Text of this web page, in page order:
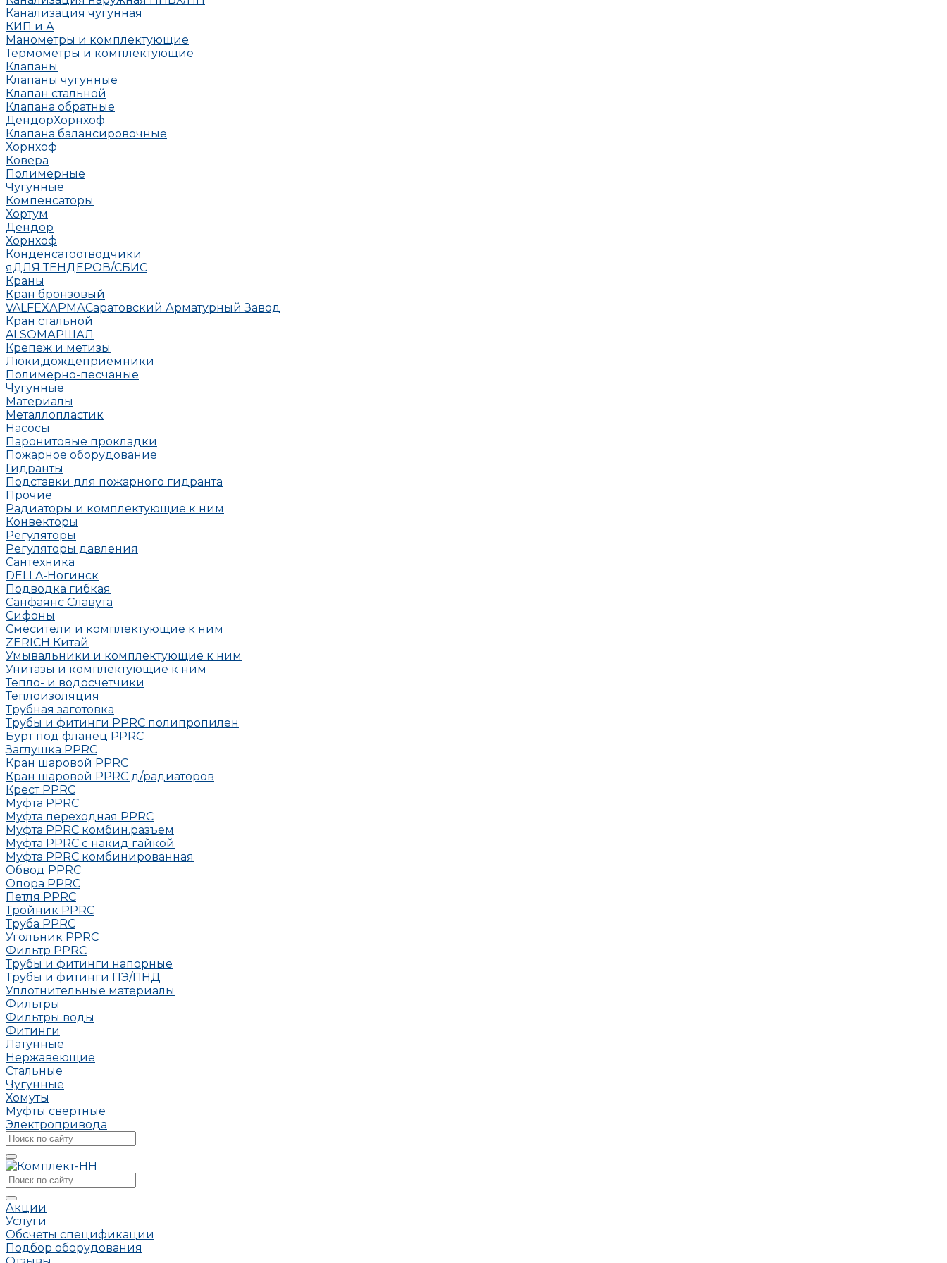
Канализация чугунная
КИП и А
Манометры и комплектующие
Термометры и комплектующие
Клапаны
Клапаны чугунные
Клапан стальной
Клапана обратные
ДендорХорнхоф
Клапана балансировочные
Хорнхоф
Ковера
Полимерные
Чугунные
Компенсаторы
Хортум
Дендор
Хорнхоф
Конденсатоотводчики
яДЛЯ ТЕНДЕРОВ/СБИС
Краны
Кран бронзовый
VALFEXАРМАСаратовский Арматурный Завод
Кран стальной
ALSOМАРШАЛ
Крепеж и метизы
Люки,дождеприемники
Полимерно-песчаные
Чугунные
Материалы
Металлопластик
Насосы
Паронитовые прокладки
Пожарное оборудование
Гидранты
Подставки для пожарного гидранта
Прочие
Радиаторы и комплектующие к ним
Конвекторы
Регуляторы
Регуляторы давления
Сантехника
DELLA-Ногинск
Подводка гибкая
Санфаянс Славута
Сифоны
Смесители и комплектующие к ним
ZERICH Китай
Умывальники и комплектующие к ним
Унитазы и комплектующие к ним
Тепло- и водосчетчики
Теплоизоляция
Трубная заготовка
Трубы и фитинги PPRC полипропилен
Бурт под фланец РРRC
Заглушка РРRC
Кран шаровой PPRC
Кран шаровой PPRC д/радиаторов
Крест PPRC
Муфта PPRC
Муфта переходная PPRC
Муфта РРRC комбин.разъем
Муфта PPRC с накид гайкой
Муфта РРRC комбинированная
Обвод РРRC
Опора РРRC
Петля РРRC
Тройник РРRC
Труба РРRC
Угольник РРRC
Фильтр PPRC
Трубы и фитинги напорные
Трубы и фитинги ПЭ/ПНД
Уплотнительные материалы
Фильтры
Фильтры воды
Фитинги
Латунные
Нержавеющие
Стальные
Чугунные
Хомуты
Муфты свертные
Электропривода
Акции
Услуги
Обсчеты спецификации
Подбор оборудования